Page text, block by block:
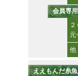
会員専
元
他
ええもんだ糸